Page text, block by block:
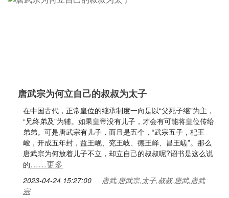
唐武宗为何立自己的叔叔为太子
在中国古代，正常皇位的继承制度一向是以“父死子继”为主，
“兄终弟及”为辅。如果皇帝没有儿子，才会有可能将皇位传给
弟弟。可是唐武宗有儿子，而且是五个，“武宗五子，杞王
峻，开成五年封，益王岘、兖王岐、德王峄、昌王嵯”。那么
唐武宗为何放着儿子不立，却立自己的叔叔呢?诏书是这么说
的……更多
2023-04-24 15:27:00
唐武,唐武宗,太子,叔叔,唐武,唐武
宗